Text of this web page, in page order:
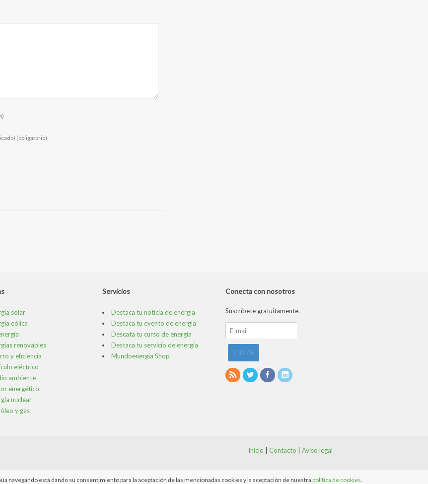
(obligatorio)
solar
eólica
renovables
y eficiencia
eléctrico
ambiente
energético
nuclear
y gas
Servicios
Destaca tu noticia de energía
Destaca tu evento de energía
Descata tu curso de energía
Destaca tu servicio de energía
Mundoenergia Shop
Conecta con nosotros
Suscríbete gratuitamente.
Inicio Contacto Aviso legal
navegando está dando su consentimiento para la aceptación de las mencionadas cookies y la aceptación de nuestra política de cookies.